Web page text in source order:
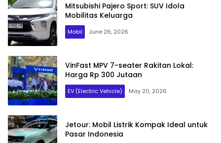
Mitsubishi Pajero Sport: SUV Idola
Mobilitas Keluarga
Mobil June 26, 2026
VinFast MPV 7-seater Rakitan Lokal:
Harga Rp 300 Jutaan
EV (Electric Vehicle) May 20, 2026
Jetour: Mobil Listrik Kompak Ideal untuk
Pasar Indonesia